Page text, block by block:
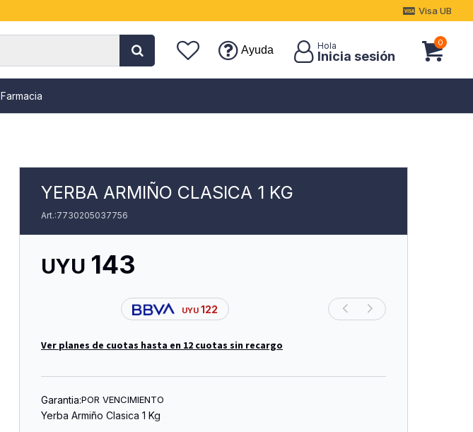
Farmacia
Ayuda
0
Visa UB
YERBA ARMIÑO CLASICA 1 KG
7730205037756
UYU 143
UYU 122
Ver planes de cuotas hasta en 12 cuotas sin recargo
Garantia:POR VENCIMIENTO
Yerba Armiño Clasica 1 Kg